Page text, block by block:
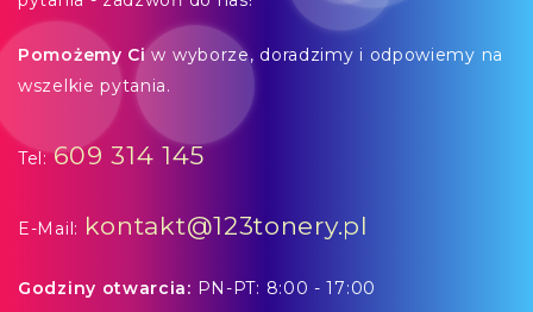
Pomożemy Ciw wyborze, doradzimy i odpowiemy na
wszelkie pytania.
Tel:609 314 145
E-Mail: kontakt@123tonery.pl
Godziny otwarcia: PN-PT: 8:00 - 17:00